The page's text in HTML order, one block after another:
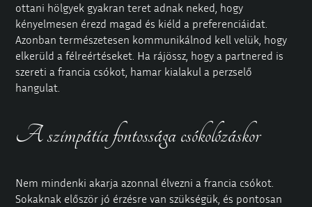
ottani hölgyek gyakran teret adnak neked, hogy
kényelmesen érezd magad és kiéld a preferenciáidat.
Azonban természetesen kommunikálnod kell velük, hogy
elkerüld a félreértéseket. Ha rájössz, hogy a partnered is
szereti a francia csókot, hamar kialakul a perzselő
hangulat.
A szimpátia fontossága csókolózáskor
Nem mindenki akarja azonnal élvezni a francia csókot.
Sokaknak először jó érzésre van szükségük, és pontosan